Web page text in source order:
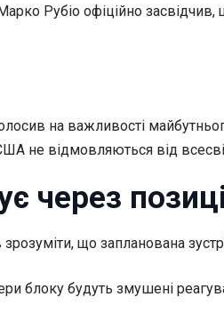
Рубіо офіційно
на важливості
не відмовляються від
через
що запланована
блоку будуть змушені